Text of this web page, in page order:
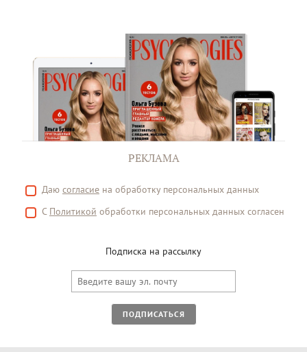
РЕКЛАМА
Даю согласие на обработку персональных данных
С Политикой обработки персональных данных согласен
Подписка на рассылку
ПОДПИСАТЬСЯ